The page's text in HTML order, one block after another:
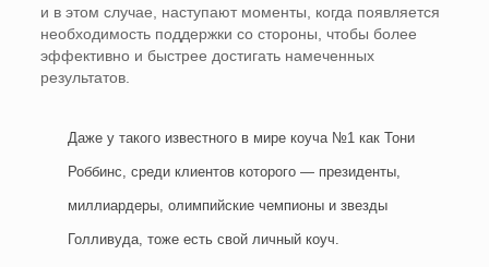
и в этом случае, наступают моменты, когда появляется
необходимость поддержки со стороны, чтобы более
эффективно и быстрее достигать намеченных
результатов.
Даже у такого известного в мире коуча №1 как Тони
Роббинс, среди клиентов которого — президенты,
миллиардеры, олимпийские чемпионы и звезды
Голливуда, тоже есть свой личный коуч.